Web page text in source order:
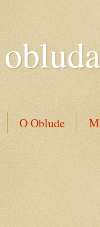
O Oblude